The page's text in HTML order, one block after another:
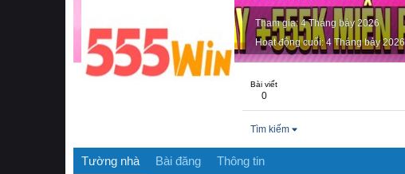
Tham gia 4 Tháng bảy 2026
Hoạt động cuối 4 Tháng bảy 2026
Bài viết
0
Tìm kiếm
Tường nhà Bài đăng Thông tin